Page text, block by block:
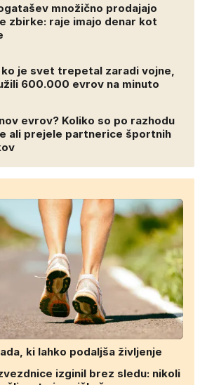
množično prodajajo
zbirke: raje imajo denar kot
je svet trepetal zaradi vojne,
600.000 evrov na minuto
evrov? Koliko so po razhodu
ali prejele partnerice športnih
ki lahko podaljša življenje
izginil brez sledu: nikoli